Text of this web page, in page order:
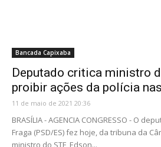
Bancada Capixaba
Deputado critica ministro
proibir ações da polícia
11 de maio de 2021 20:36
BRASÍLIA - AGENCIA CONGRESSO - O
Fraga (PSD/ES) fez hoje, da tribuna da
ministro do STF, Edson...